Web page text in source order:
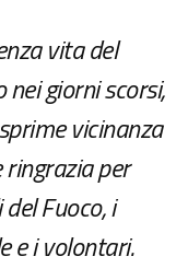
vita del
giorni scorsi,
vicinanza
per
Fuoco, i
e i volontari.